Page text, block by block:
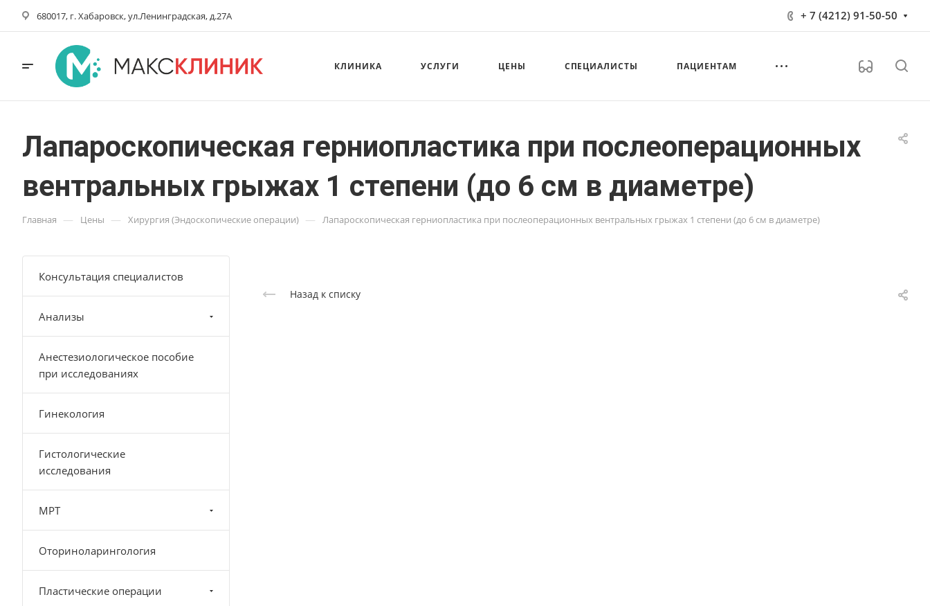
680017, г. Хабаровск, ул.Ленинградская, д.27А + 7 (4212) 91-50-50
КЛИНИКА УСЛУГИ ЦЕНЫ СПЕЦИАЛИСТЫ ПАЦИЕНТАМ
Лапароскопическая герниопластика при послеоперационных
вентральных грыжах 1 степени (до 6 см в диаметре)
Главная — Цены — Хирургия (Эндоскопические операции) — Лапароскопическая герниопластика при послеоперационных вентральных грыжах 1 степени (до 6 см в диаметре)
Назад к списку
Консультация специалистов
Анализы
Анестезиологическое пособие
при исследованиях
Гинекология
Гистологические
исследования
МРТ
Оториноларингология
Пластические операции